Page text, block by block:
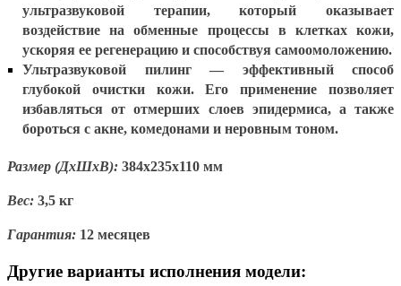
ультразвуковой терапии, который оказывает
воздействие на обменные процессы в клетках кожи,
ускоряя ее регенерацию и способствуя самоомоложению.
Ультразвуковой пилинг — эффективный способ
глубокой очистки кожи. Его применение позволяет
избавляться от отмерших слоев эпидермиса, а также
бороться с акне, комедонами и неровным тоном.
Размер (ДхШхВ): 384х235х110 мм
Вес: 3,5 кг
Гарантия: 12 месяцев
Другие варианты исполнения модели: